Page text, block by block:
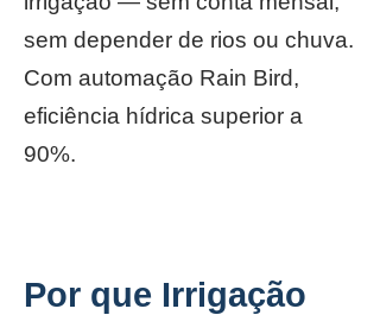
sem depender de rios ou chuva.
Com automação Rain Bird,
eficiência hídrica superior a
90%.
Por que Irrigação